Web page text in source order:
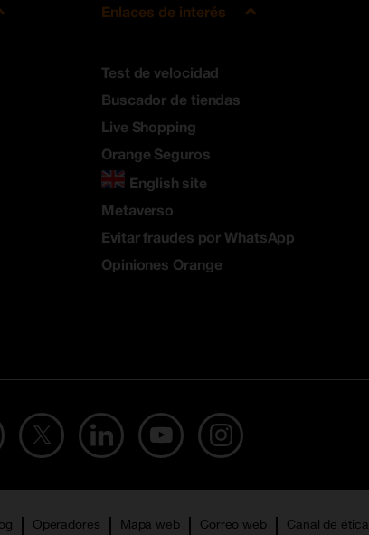
Enlaces de interés
Test de velocidad
Buscador de tiendas
Live Shopping
Orange Seguros
English site
Metaverso
Evitar fraudes por WhatsApp
Opiniones Orange
Operadores Mapa web Correo web Canal de ética